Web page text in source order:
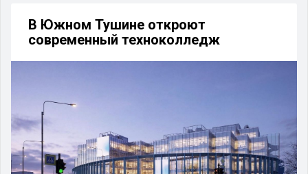
В Южном Тушине откроют
современный техноколледж